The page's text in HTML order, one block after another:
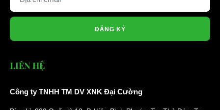
ĐĂNG KÝ
LIÊN HỆ
Công ty TNHH TM DV XNK Đại Cường